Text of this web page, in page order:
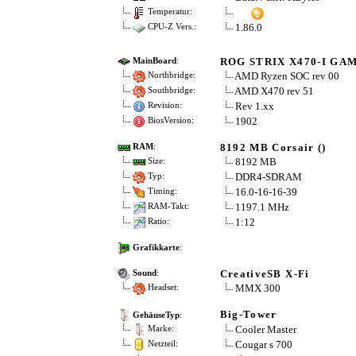
Temperatur:
CPU-Z Vers.:
1.86.0
MainBoard: ROG STRIX X470-I
Northbridge: AMD Ryzen SOC rev 00
Southbridge: AMD X470 rev 51
Revision: Rev 1.xx
BiosVersion: 1902
RAM: 8192 MB Corsair ()
Size: 8192 MB
Typ: DDR4-SDRAM
Timing: 16.0-16-16-39
RAM-Takt: 1197.1 MHz
Ratio: 1:12
Grafikkarte:
Sound: CreativeSB X-Fi
Headset: MMX 300
GehäuseTyp: Big-Tower
Marke: Cooler Master
Netzteil: Cougar s 700